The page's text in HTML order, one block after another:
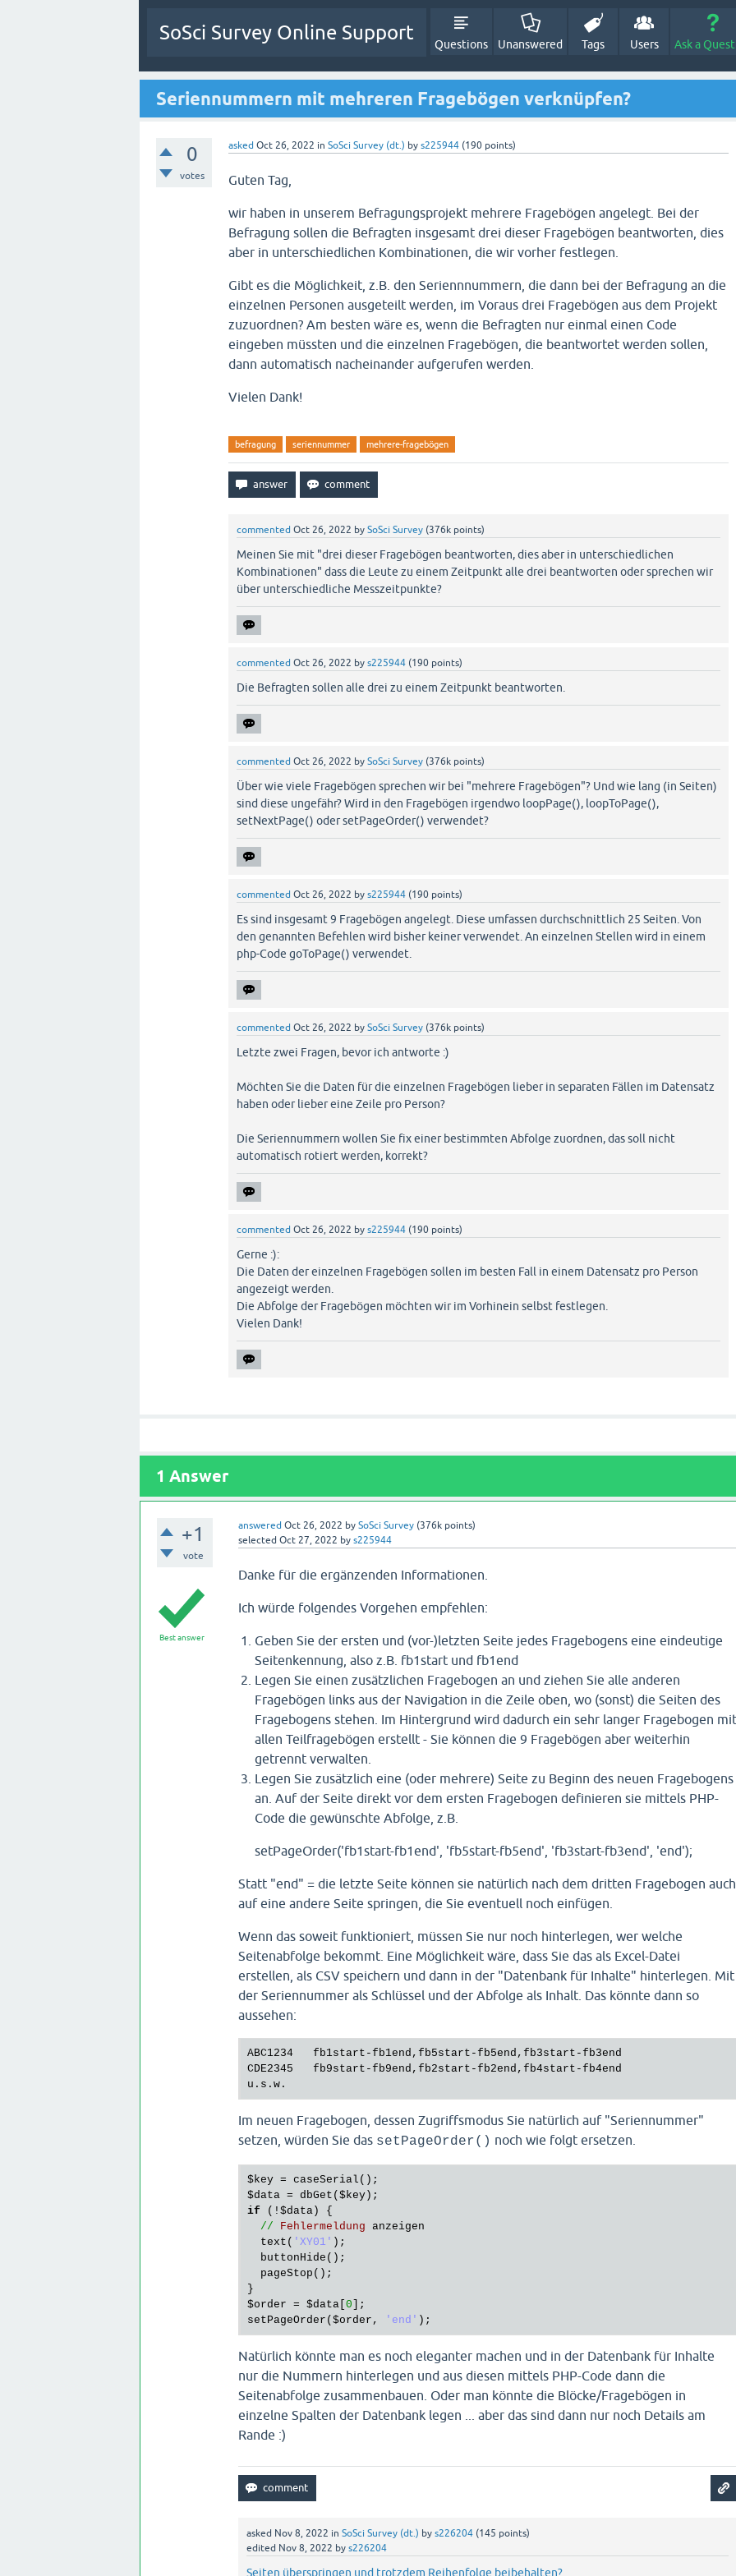
SoSci Survey Online Support
Questions Unanswered Tags Users Ask a
Seriennummern mit mehreren Fragebögen verknüpfen?
0
votes
asked Oct 26, 2022 in SoSci Survey (dt.) by s225944 (190 points)
Guten Tag,
wir haben in unserem Befragungsprojekt mehrere Fragebögen angelegt. Bei der
Befragung sollen die Befragten insgesamt drei dieser Fragebögen beantworten, dies
aber in unterschiedlichen Kombinationen, die wir vorher festlegen.
Gibt es die Möglichkeit, z.B. den Seriennnummern, die dann bei der Befragung an die
einzelnen Personen ausgeteilt werden, im Voraus drei Fragebögen aus dem Projekt
zuzuordnen? Am besten wäre es, wenn die Befragten nur einmal einen Code
eingeben müssten und die einzelnen Fragebögen, die beantwortet werden sollen,
dann automatisch nacheinander aufgerufen werden.
Vielen Dank!
befragung seriennummer mehrere-fragebögen
commented Oct 26, 2022 by SoSci Survey (376k points)
Meinen Sie mit "drei dieser Fragebögen beantworten, dies aber in unterschiedlichen
Kombinationen" dass die Leute zu einem Zeitpunkt alle drei beantworten oder sprechen wir
über unterschiedliche Messzeitpunkte?
commented Oct 26, 2022 by s225944 (190 points)
Die Befragten sollen alle drei zu einem Zeitpunkt beantworten.
commented Oct 26, 2022 by SoSci Survey (376k points)
Über wie viele Fragebögen sprechen wir bei "mehrere Fragebögen"? Und wie lang (in Seiten)
sind diese ungefähr? Wird in den Fragebögen irgendwo loopPage(), loopToPage(),
setNextPage() oder setPageOrder() verwendet?
commented Oct 26, 2022 by s225944 (190 points)
Es sind insgesamt 9 Fragebögen angelegt. Diese umfassen durchschnittlich 25 Seiten. Von
den genannten Befehlen wird bisher keiner verwendet. An einzelnen Stellen wird in einem
php-Code goToPage() verwendet.
commented Oct 26, 2022 by SoSci Survey (376k points)
Letzte zwei Fragen, bevor ich antworte :)
Möchten Sie die Daten für die einzelnen Fragebögen lieber in separaten Fällen im Datensatz
haben oder lieber eine Zeile pro Person?
Die Seriennummern wollen Sie fix einer bestimmten Abfolge zuordnen, das soll nicht
automatisch rotiert werden, korrekt?
commented Oct 26, 2022 by s225944 (190 points)
Gerne :):
Die Daten der einzelnen Fragebögen sollen im besten Fall in einem Datensatz pro Person
angezeigt werden.
Die Abfolge der Fragebögen möchten wir im Vorhinein selbst festlegen.
Vielen Dank!
1 Answer
+1
vote
answered Oct 26, 2022 by SoSci Survey (376kpoints)
selected Oct 27, 2022 by s225944
Best answer
Danke für die ergänzenden Informationen.
Ich würde folgendes Vorgehen empfehlen:
Geben Sie der ersten und (vor-)letzten Seite jedes Fragebogens eine eindeutige
Seitenkennung, also z.B. fb1start und fb1end
Legen Sie einen zusätzlichen Fragebogen an und ziehen Sie alle anderen
Fragebögen links aus der Navigation in die Zeile oben, wo (sonst) die Seiten des
Fragebogens stehen. Im Hintergrund wird dadurch ein sehr langer Fragebogen mit
allen Teilfragebögen erstellt - Sie können die 9 Fragebögen aber weiterhin
getrennt verwalten.
Legen Sie zusätzlich eine (oder mehrere) Seite zu Beginn des neuen Fragebogens
an. Auf der Seite direkt vor dem ersten Fragebogen definieren sie mittels PHP-
Code die gewünschte Abfolge, z.B.
setPageOrder('fb1start-fb1end', 'fb5start-fb5end', 'fb3start-fb3end', 'end');
Statt "end" = die letzte Seite können sie natürlich nach dem dritten Fragebogen auch
auf eine andere Seite springen, die Sie eventuell noch einfügen.
Wenn das soweit funktioniert, müssen Sie nur noch hinterlegen, wer welche
Seitenabfolge bekommt. Eine Möglichkeit wäre, dass Sie das als Excel-Datei
erstellen, als CSV speichern und dann in der "Datenbank für Inhalte" hinterlegen. Mit
der Seriennummer als Schlüssel und der Abfolge als Inhalt. Das könnte dann so
aussehen:
ABC1234   fb1start-fb1end,fb5start-fb5end,fb3start-fb3end
CDE2345   fb9start-fb9end,fb2start-fb2end,fb4start-fb4end
Im neuen Fragebogen, dessen Zugriffsmodus Sie natürlich auf "Seriennummer"
setzen, würden Sie das setPageOrder() noch wie folgt ersetzen.
$key = caseSerial
$data = dbGet ( $key
if (! $data) {
//
Fehlermeldung anzeigen
text ( 'XY01' );
buttonHide ();
pageStop ();
$order = $data[ 0
setPageOrder ( $order , 'end'
Natürlich könnte man es noch eleganter machen und in der Datenbank für Inhalte
nur die Nummern hinterlegen und aus diesen mittels PHP-Code dann die
Seitenabfolge zusammenbauen. Oder man könnte die Blöcke/Fragebögen in
einzelne Spalten der Datenbank legen ... aber das sind dann nur noch Details am
Rande :)
asked Nov 8, 2022 in SoSci Survey (dt.) by s226204 (145 points)
edited Nov 8, 2022 by s226204
Seiten überspringen und trotzdem Reihenfolge beibehalten?